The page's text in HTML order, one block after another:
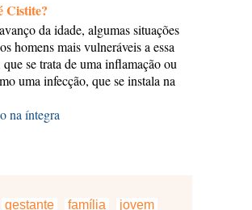
Cistite?
da idade, algumas situações
homens mais vulneráveis a essa
que se trata de uma inflamação ou
uma infecção, que se instala na
na íntegra
gestante família jovem